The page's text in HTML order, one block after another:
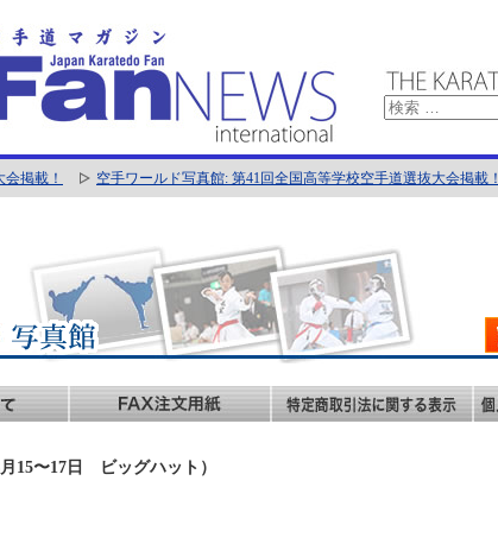
掲載！ 空手ワールド写真館: 第41回全国高等学校空手道選抜大会掲載！
15〜17日 ビッグハット）